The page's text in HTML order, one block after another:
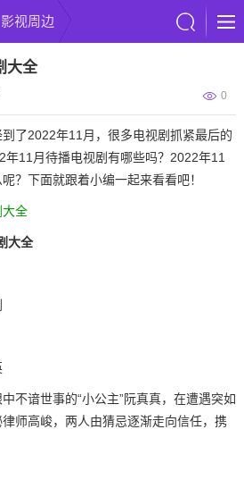
✕
影视周边
大全
0
了2022年11月，很多电视剧抓紧最后的
年11月待播电视剧有哪些吗？2022年11
？下面就跟着小编一起来看看吧！
大全
大全
不谙世事的“小公主”阮真真，在遭遇突如
师高峻，两人由猜忌逐渐走向信任，携